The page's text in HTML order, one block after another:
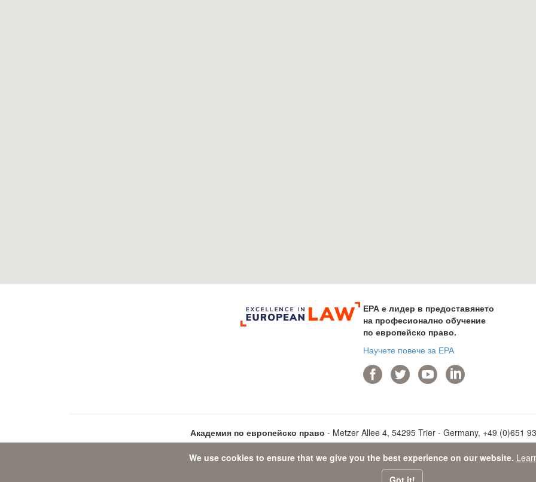
We use cookies to ensure that we give you the best experience on our website.
Got it!
ЕРА е лидер в предоставянето
на професионално обучение
по европейско право.
Научете повече за ЕРА
Академия по европейско право - Metzer Allee 4, 54295 Trier - Germany, +49 (0)651
Sitemap- © 2026 Академия по европейско